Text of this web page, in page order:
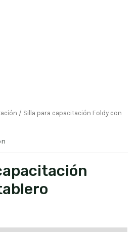
/ Silla para capacitación Foldy con